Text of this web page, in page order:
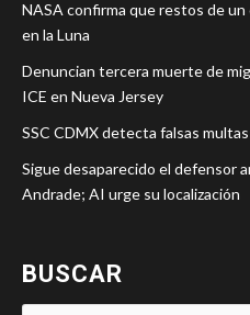
NASA confirma que restos de
en la Luna
Denuncian tercera muerte de
ICE en Nueva Jersey
SSC CDMX detecta falsas
Sigue desaparecido el defensor
Andrade; AI urge su localización
BUSCAR